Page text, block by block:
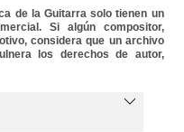
de la Guitarra solo tienen un
Si algún compositor,
considera que un archivo
los derechos de autor,